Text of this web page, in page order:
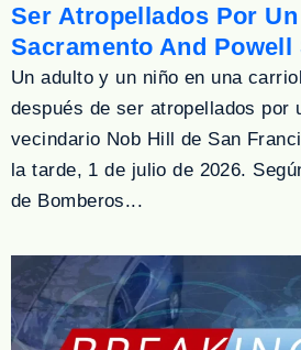
Ser Atropellados Por
Sacramento And Powell
Un adulto y un niño en una
después de ser atropellados por
vecindario Nob Hill de San
la tarde, 1 de julio de 2026.
de Bomberos...